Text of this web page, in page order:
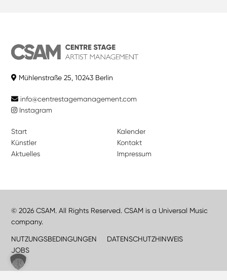
Mühlenstraße 25, 10243 Berlin
info@centrestagemanagement.com
Instagram
Start
Künstler
Aktuelles
Kalender
Kontakt
Impressum
© 2026 CSAM. All Rights Reserved. CSAM is a Universal Music
company.
NUTZUNGSBEDINGUNGEN
DATENSCHUTZHINWEIS
JOBS